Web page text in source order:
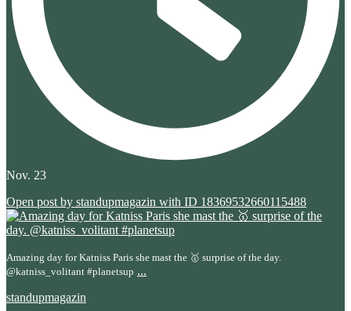
Nov. 23
Open post by standupmagazin with ID 18369532660115488
Amazing day for Katniss Paris she mast the 🥇 surprise of the day.
@katniss_volitant #planetsup ...
standupmagazin